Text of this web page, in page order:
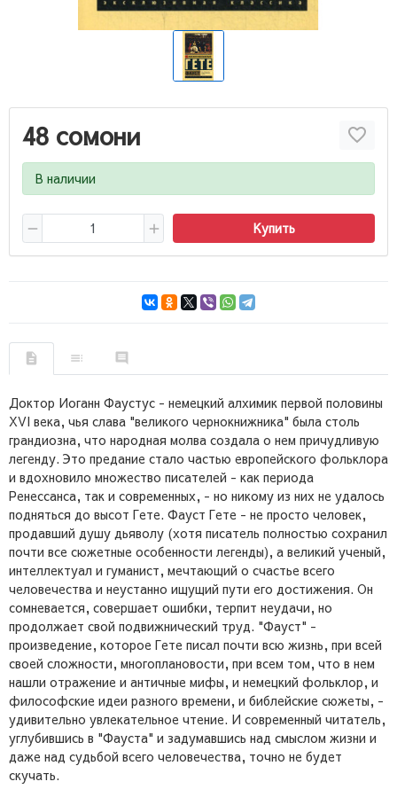
48 сомони
В наличии
Купить
Доктор Иоганн Фаустус - немецкий алхимик первой половины
XVI века, чья слава "великого чернокнижника" была столь
грандиозна, что народная молва создала о нем причудливую
легенду. Это предание стало частью европейского фольклора
и вдохновило множество писателей - как периода
Ренессанса, так и современных, - но никому из них не удалось
подняться до высот Гете. Фауст Гете - не просто человек,
продавший душу дьяволу (хотя писатель полностью сохранил
почти все сюжетные особенности легенды), а великий ученый,
интеллектуал и гуманист, мечтающий о счастье всего
человечества и неустанно ищущий пути его достижения. Он
сомневается, совершает ошибки, терпит неудачи, но
продолжает свой подвижнический труд. "Фауст" -
произведение, которое Гете писал почти всю жизнь, при всей
своей сложности, многоплановости, при всем том, что в нем
нашли отражение и античные мифы, и немецкий фольклор, и
философские идеи разного времени, и библейские сюжеты, -
удивительно увлекательное чтение. И современный читатель,
углубившись в "Фауста" и задумавшись над смыслом жизни и
даже над судьбой всего человечества, точно не будет
скучать.